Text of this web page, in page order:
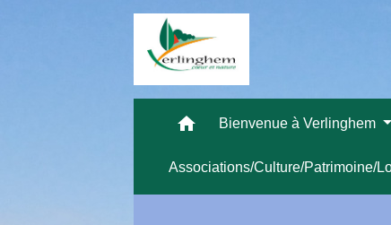
home Bienvenue à Verlinghem
Associations/Culture/Patrimoine/